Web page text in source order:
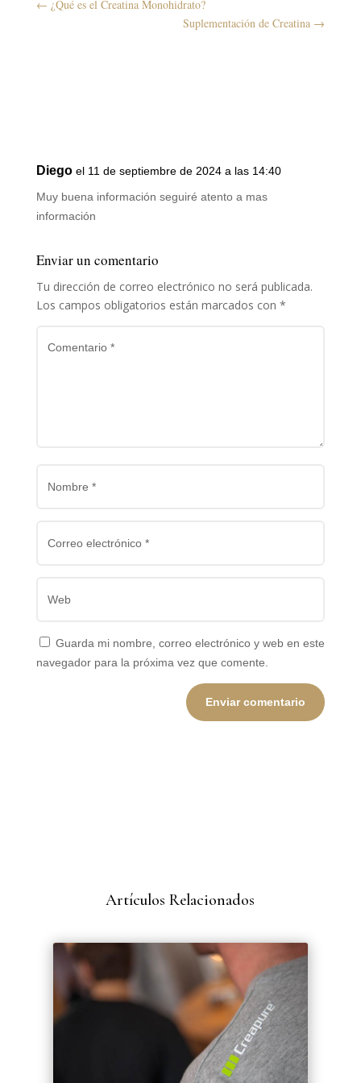
← ¿Qué es el Creatina Monohidrato?
Suplementación de Creatina →
Diego el 11 de septiembre de 2024 a las 14:40
Muy buena información seguiré atento a mas
información
Enviar un comentario
Tu dirección de correo electrónico no será publicada.
Los campos obligatorios están marcados con *
Guarda mi nombre, correo electrónico y web en este
navegador para la próxima vez que comente.
Enviar comentario
Artículos Relacionados